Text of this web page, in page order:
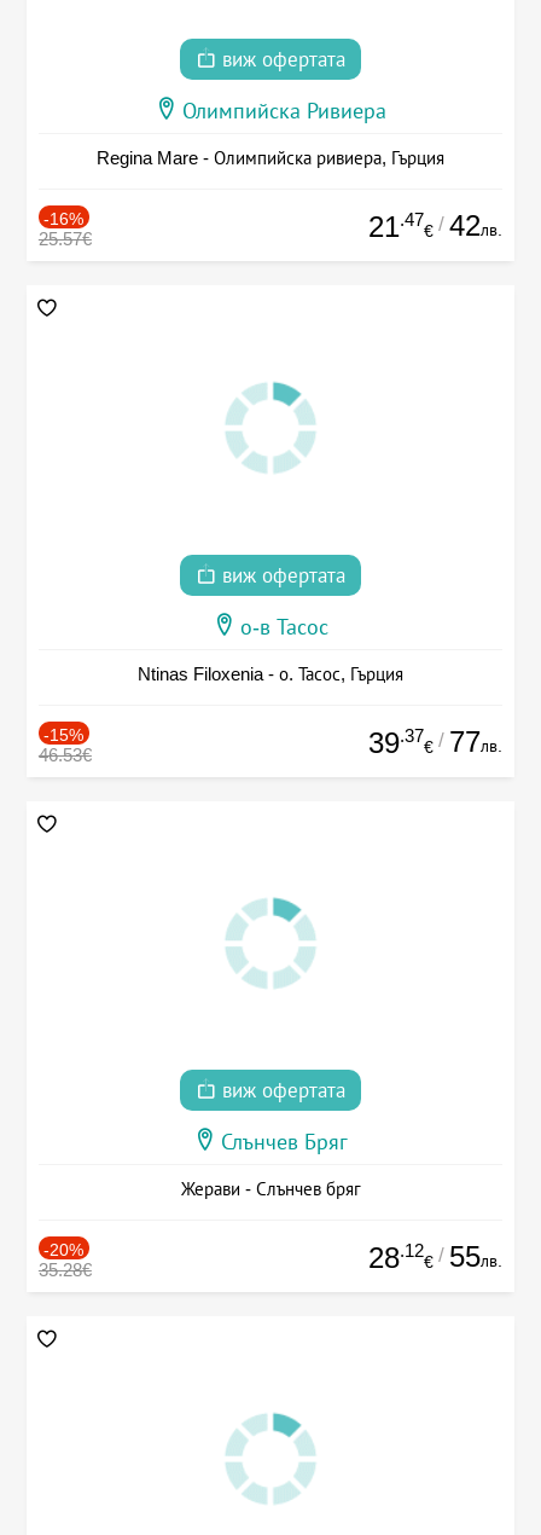
виж офертата
Олимпийска Ривиера
Regina Mare - Олимпийска ривиера, Гърция
-16%
25.57€ 21.47
€ / 42лв.
виж офертата
о-в Тасос
Ntinas Filoxenia - о. Тасос, Гърция
-15%
46.53€ 39.37
€ / 77лв.
виж офертата
Слънчев Бряг
Жерави - Слънчев бряг
-20%
35.28€ 28.12
€ / 55лв.